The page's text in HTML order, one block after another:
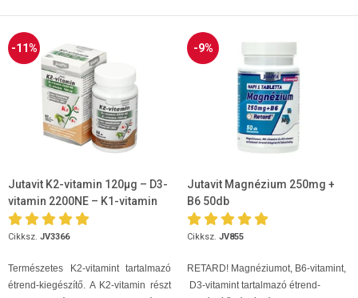
-11%
Jutavit K2-vitamin 120µg – D3-
vitamin 2200NE – K1-vitamin
700µg 60 kapszula
Cikksz. JV3366
Természetes K2-vitamint tartalmazó
étrend-kiegészítő. A K2-vitamin részt
-9%
Jutavit Magnézium 250mg +
B6 50db
Cikksz. JV855
RETARD! Magnéziumot, B6-vitamint,
D3-vitamint tartalmazó étrend-